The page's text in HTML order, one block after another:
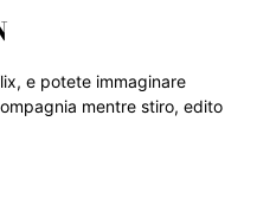
e potete immaginare
mentre stiro, edito